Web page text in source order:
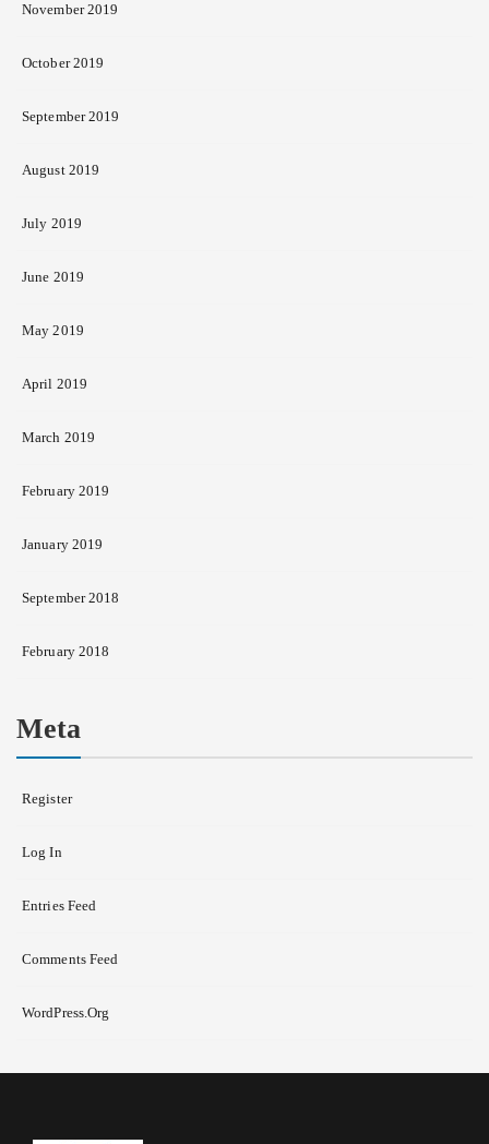
November 2019
October 2019
September 2019
August 2019
July 2019
June 2019
May 2019
April 2019
March 2019
February 2019
January 2019
September 2018
February 2018
Meta
Register
Log In
Entries Feed
Comments Feed
WordPress.org